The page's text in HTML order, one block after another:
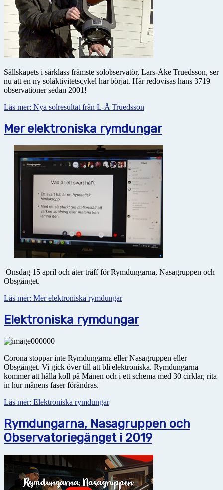
Sällskapets i särklass främste solobservatör, Lars-Åke Truedsson, ser
nu att en ny solaktivitetscykel har börjat. Här redovisas hans 3719
observationer sedan 2001!
Läs mer: Nya solresultat från L-Å Truedsson
Mer elektroniska rymdungar
Onsdag 15 april och åter träff för Rymdungarna, Nasagruppen och
Obsgänget.
Läs mer: Mer elektroniska rymdungar
Elektroniska rymdungar
Corona stoppar inte Rymdungarna eller Nasagruppen eller
Obsgänget. Vi gick över till att bli elektroniska. Rymdungarna
kommer att hålla koll på Månen och i ett schema med 30 cirklar, rita
in hur månens faser förändras.
Läs mer: Elektroniska rymdungar
Rymdungarna, Nasagruppen och
Observatoriegänget i 2019